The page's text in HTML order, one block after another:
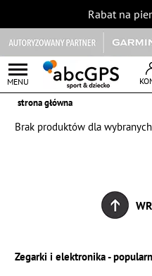
Rabat na
MENU
strona główna
Brak produktów dla
Zegarki i elektronika -